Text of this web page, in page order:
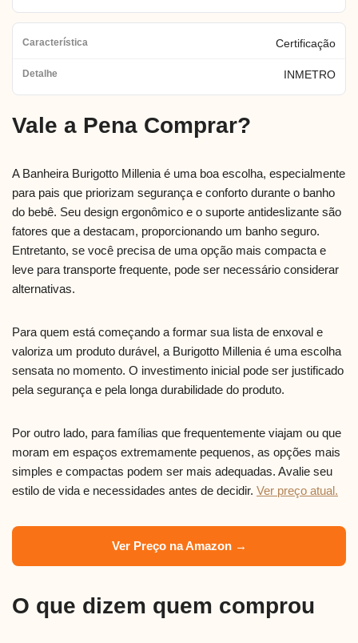
Certificação
INMETRO
Vale a Pena Comprar?
A Banheira Burigotto Millenia é uma boa escolha, especialmente
para pais que priorizam segurança e conforto durante o banho
do bebê. Seu design ergonômico e o suporte antideslizante são
fatores que a destacam, proporcionando um banho seguro.
Entretanto, se você precisa de uma opção mais compacta e
leve para transporte frequente, pode ser necessário considerar
alternativas.
Para quem está começando a formar sua lista de enxoval e
valoriza um produto durável, a Burigotto Millenia é uma escolha
sensata no momento. O investimento inicial pode ser justificado
pela segurança e pela longa durabilidade do produto.
Por outro lado, para famílias que frequentemente viajam ou que
moram em espaços extremamente pequenos, as opções mais
simples e compactas podem ser mais adequadas. Avalie seu
estilo de vida e necessidades antes de decidir. Ver preço atual.
Ver Preço na Amazon →
O que dizem quem comprou